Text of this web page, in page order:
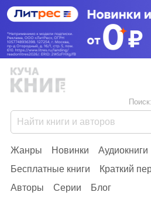
Жанры Новинки Аудиокниги
Бесплатные книги
Краткий
Авторы
Серии Блог
Поиск: